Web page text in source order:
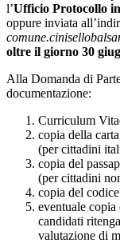
l’Ufficio Protocollo
oppure inviata
oltre il giorno 30
Alla Domanda di
documentazione:
Curriculum
copia della
(per cittadini
copia del
(per cittadini
copia del
eventuale
candidati
valutazione di